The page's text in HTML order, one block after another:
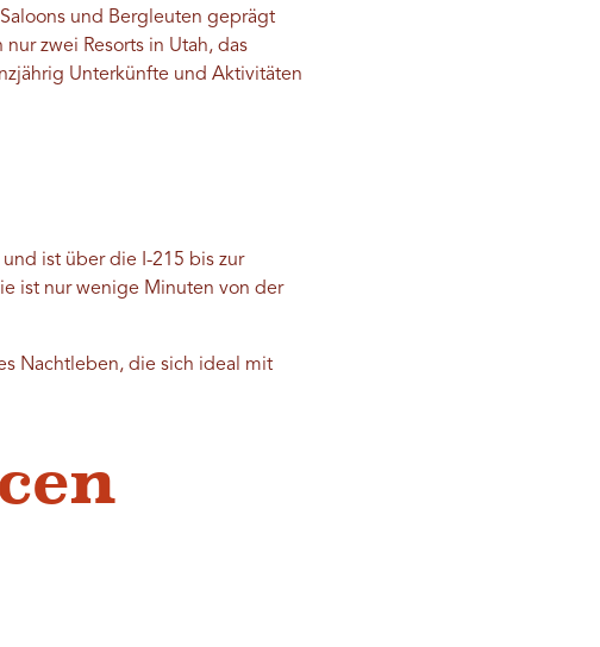
und Bergleuten geprägt
zwei Resorts in Utah, das
Unterkünfte und Aktivitäten
ist über die I-215 bis zur
ist nur wenige Minuten von der
Nachtleben, die sich ideal mit